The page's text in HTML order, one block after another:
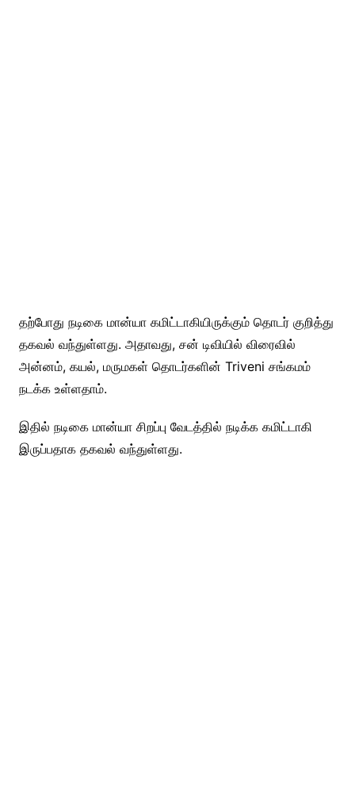
தற்போது நடிகை மான்யா கமிட்டாகியிருக்கும் தொடர் குறித்து
தகவல் வந்துள்ளது. அதாவது, சன் டிவியில் விரைவில்
அன்னம், கயல், மருமகள் தொடர்களின் Triveni சங்கமம்
நடக்க உள்ளதாம்.
இதில் நடிகை மான்யா சிறப்பு வேடத்தில் நடிக்க கமிட்டாகி
இருப்பதாக தகவல் வந்துள்ளது.